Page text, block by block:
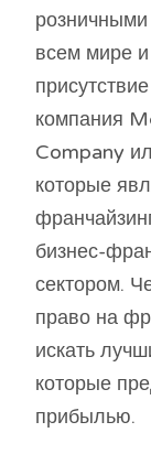
всем мире
компания
Company
которые
бизнес-
сектором.
право на
искать
которые
прибылью.